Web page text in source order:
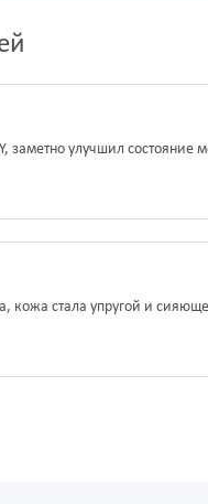
заметно улучшил
кожа стала упругой и